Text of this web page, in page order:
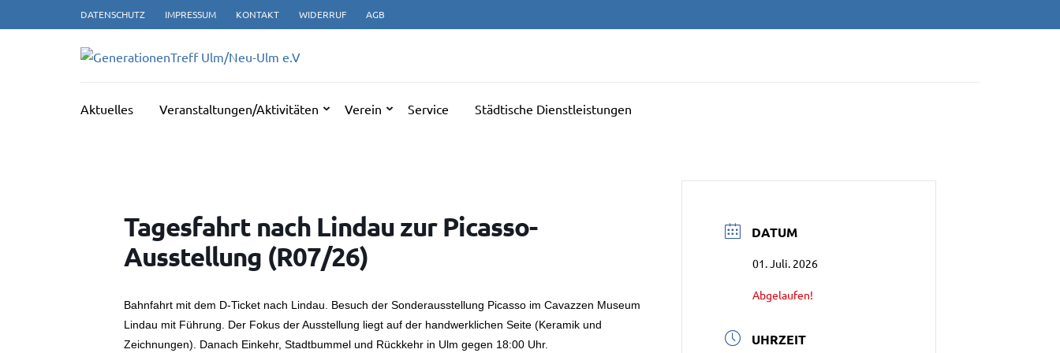
Inhalt
DATENSCHUTZ IMPRESSUM KONTAKT WIDERRUF AGB
Aktuelles Veranstaltungen/Aktivitäten Verein Service Städtische Dienstleistungen
Tagesfahrt nach Lindau zur Picasso-
Ausstellung (R07/26)
Bahnfahrt mit dem D-Ticket nach Lindau. Besuch der Sonderausstellung Picasso im Cavazzen Museum
Lindau mit Führung. Der Fokus der Ausstellung liegt auf der handwerklichen Seite (Keramik und
Zeichnungen). Danach Einkehr, Stadtbummel und Rückkehr in Ulm gegen 18:00 Uhr.
DATUM
01. Juli. 2026
Abgelaufen!
UHRZEIT